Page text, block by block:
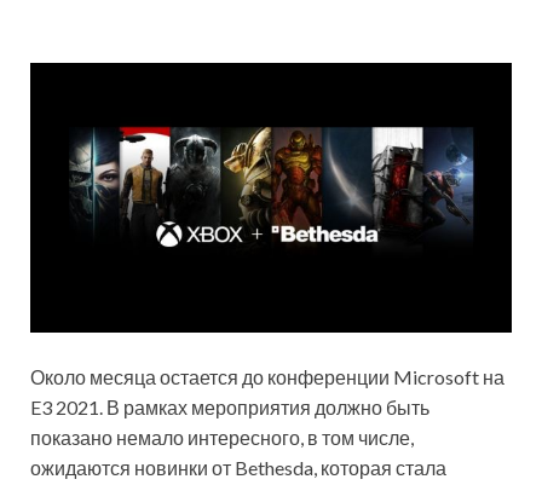
Около месяца остается до конференции Microsoft на
E3 2021. В рамках мероприятия должно быть
показано немало интересного, в том числе,
ожидаются новинки от Bethesda, которая стала